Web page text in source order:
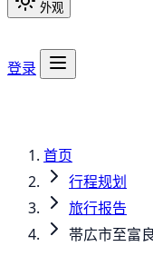
外观
登录
首页
行程规划
旅行报告
帯広市至富